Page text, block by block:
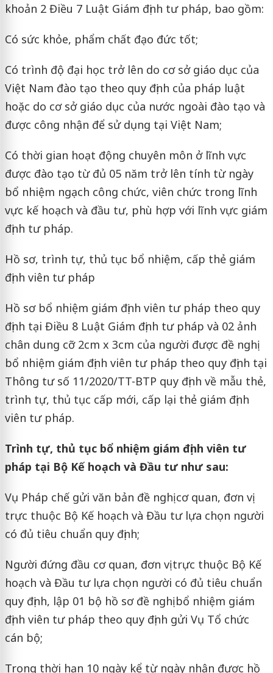
khoản 2 Điều 7 Luật Giám định tư pháp, bao gồm:
Có sức khỏe, phẩm chất đạo đức tốt;
Có trình độ đại học trở lên do cơ sở giáo dục của
Việt Nam đào tạo theo quy định của pháp luật
hoặc do cơ sở giáo dục của nước ngoài đào tạo và
được công nhận để sử dụng tại Việt Nam;
Có thời gian hoạt động chuyên môn ở lĩnh vực
được đào tạo từ đủ 05 năm trở lên tính từ ngày
bổ nhiệm ngạch công chức, viên chức trong lĩnh
vực kế hoạch và đầu tư, phù hợp với lĩnh vực giám
định tư pháp.
Hồ sơ, trình tự, thủ tục bổ nhiệm, cấp thẻ giám
định viên tư pháp
Hồ sơ bổ nhiệm giám định viên tư pháp theo quy
định tại Điều 8 Luật Giám định tư pháp và 02 ảnh
chân dung cỡ 2cm x 3cm của người được đề nghị
bổ nhiệm giám định viên tư pháp theo quy định tại
Thông tư số 11/2020/TT-BTP quy định về mẫu thẻ,
trình tự, thủ tục cấp mới, cấp lại thẻ giám định
viên tư pháp.
Trình tự, thủ tục bổ nhiệm giám định viên tư
pháp tại Bộ Kế hoạch và Đầu tư như sau:
Vụ Pháp chế gửi văn bản đề nghị cơ quan, đơn vị
trực thuộc Bộ Kế hoạch và Đầu tư lựa chọn người
có đủ tiêu chuẩn quy định;
Người đứng đầu cơ quan, đơn vị trực thuộc Bộ Kế
hoạch và Đầu tư lựa chọn người có đủ tiêu chuẩn
quy định, lập 01 bộ hồ sơ đề nghị bổ nhiệm giám
định viên tư pháp theo quy định gửi Vụ Tổ chức
cán bộ;
Trong thời hạn 10 ngày kể từ ngày nhận được hồ